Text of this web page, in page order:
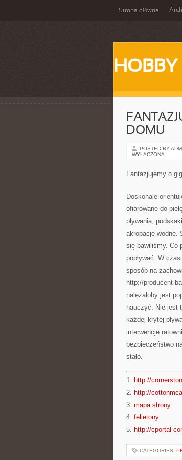
Strona główna
HOBBY
DOMU
POSTED BY
WYŁĄCZONA
Fantazjujemy o
Doskonale
ofiarowane do
pływania,
akrobacje wodne.
się bawiliśmy. Co
popływać. W
sposób na
http://producent-
należałoby jest
nauczyć. Nie jest
każdej krytej
interwencje
bezpieczeństwo
stało.
1. http://
2. http://
3. mapa strony
4. felietony
5. http://cportal-
CATEGORIES: